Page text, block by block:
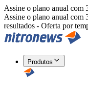
Assine o plano anual com
Assine o plano anual com
resultados - Oferta por
Produtos